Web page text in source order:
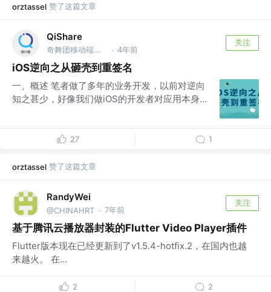
orztassel 赞了这篇文章
QiShare
奇舞团移动端团队 @奇舞团 · 4年前
关注
iOS逆向之从砸壳到重签名
一、概述 笔者做了多年的业务开发，以前对逆向
知之甚少，好像我们做iOS的开发者对应用本身...
27 1
orztassel 赞了这篇文章
RandyWei
@CHINAHRT · 7年前
关注
基于腾讯云播放器封装的Flutter Video Player插件
Flutter版本现在已经更新到了v1.5.4-hotfix.2，在国内也越
来越火。 在...
2 2